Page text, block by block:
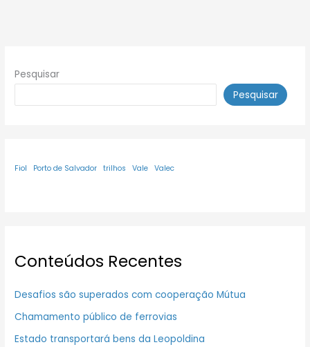
Pesquisar
Pesquisar
Fiol Porto de Salvador trilhos Vale Valec
Conteúdos Recentes
Desafios são superados com cooperação Mútua
Chamamento público de ferrovias
Estado transportará bens da Leopoldina